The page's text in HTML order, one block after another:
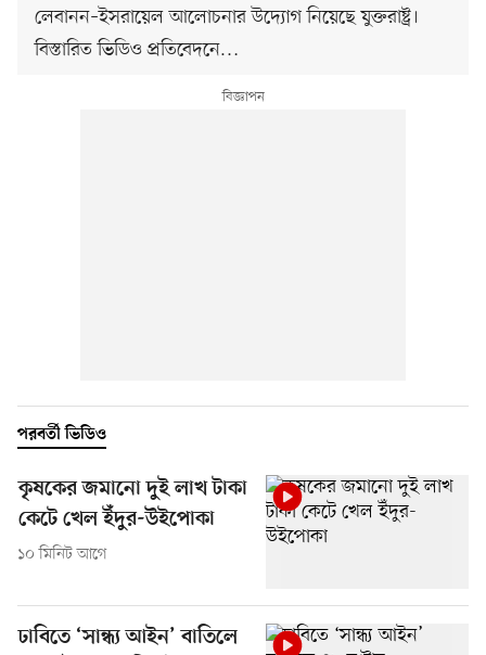
লেবানন–ইসরায়েল আলোচনার উদ্যোগ নিয়েছে যুক্তরাষ্ট্র।
বিস্তারিত ভিডিও প্রতিবেদনে…
পরবর্তী ভিডিও
কৃষকের জমানো দুই লাখ টাকা
কেটে খেল ইঁদুর-উইপোকা
১০ মিনিট আগে
ঢাবিতে ‘সান্ধ্য আইন’ বাতিলে